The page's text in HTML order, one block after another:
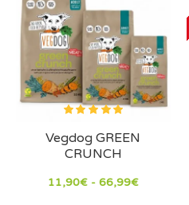
Vegdog GREEN
CRUNCH
11,90€ - 66,99€